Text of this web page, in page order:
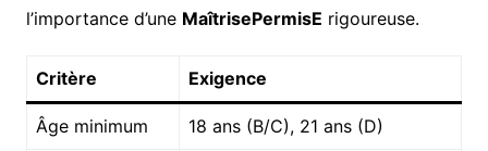
l’importance d’une MaîtrisePermisE rigoureuse.
Critère Exigence
Âge minimum 18 ans (B/C), 21 ans (D)